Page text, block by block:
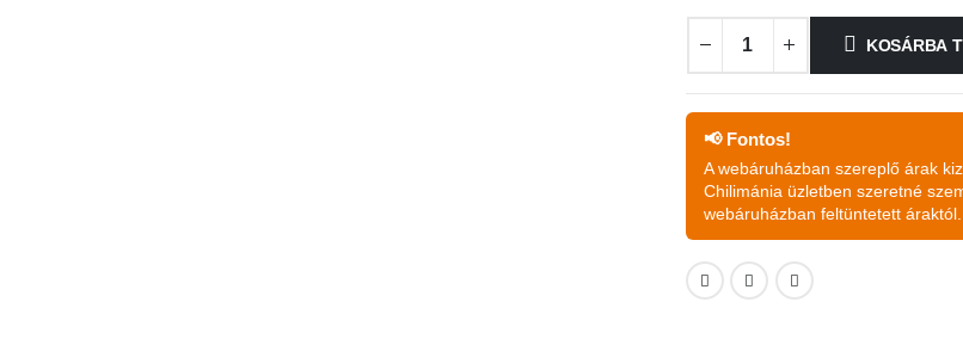
KOSÁRBA
📢 Fontos!
A webáruházban szereplő árak
Chilimánia üzletben szeretné
webáruházban feltüntetett áraktól.